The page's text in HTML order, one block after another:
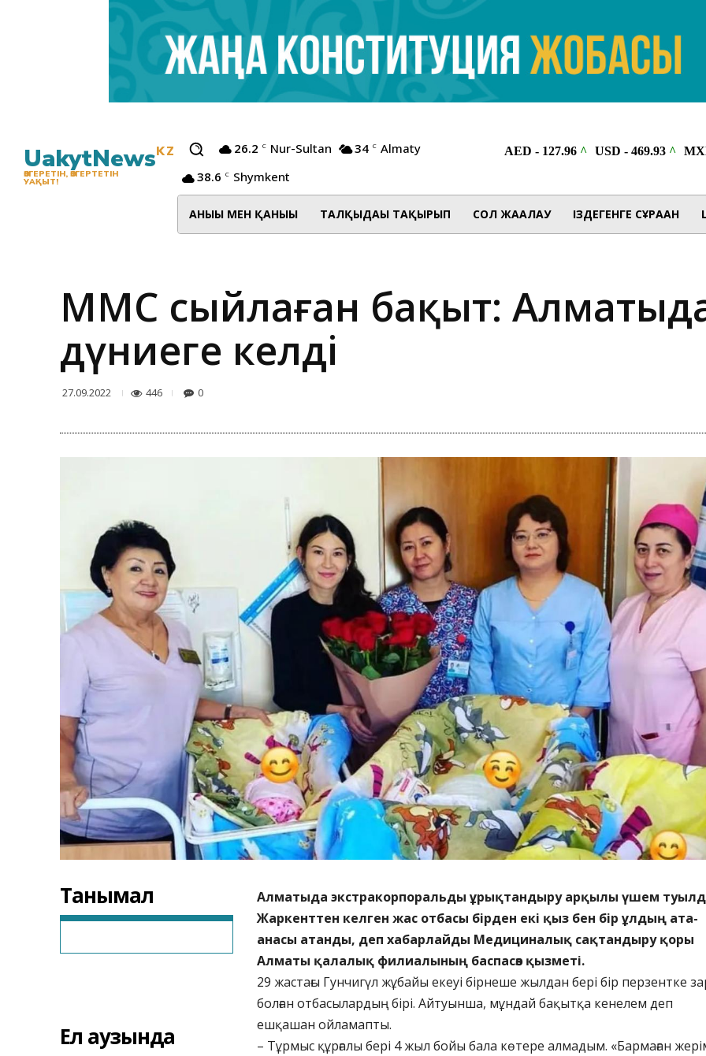
UakytNewsKZ
ӨЗГЕРЕТІН, ӨЗГЕРТЕТІН
УАҚЫТ!
26.2 C Nur-Sultan 34 C Almaty
38.6 C Shymkent
АНЫҒЫ МЕН ҚАНЫҒЫ ТАЛҚЫДАҒЫ ТАҚЫРЫП СОЛ ЖАҒАЛАУ ІЗДЕГЕНГЕ СҰРАҒАН
МӘМС сыйлаған бақыт:
дүниеге келді
27.09.2022 446 0
Танымал
Ел аузында
Алматыда экстракорпоральды ұрықтандыру арқылы үшем
Жаркенттен келген жас отбасы бірден екі қыз бен бір ұлдың ата-
анасы атанды, деп хабарлайды Медициналық сақтандыру қоры
Алматы қалалық филиалының баспасөз қызметі.
29 жастағы Гунчигүл жұбайы екеуі бірнеше жылдан бері бір перзентке
болған отбасылардың бірі. Айтуынша, мұндай бақытқа кенелем деп
ешқашан ойламапты.
– Тұрмыс құрғалы бері 4 жыл бойы бала көтере алмадым. «Бармаған